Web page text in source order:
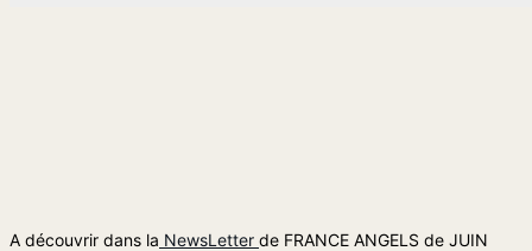
A découvrir dans la NewsLetter de FRANCE ANGELS de JUIN